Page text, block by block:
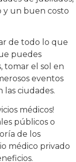
y un buen costo
de todo lo que
puedes
tomar el sol en
eventos
ciudades.
médicos!
públicos o
de los
médico privado